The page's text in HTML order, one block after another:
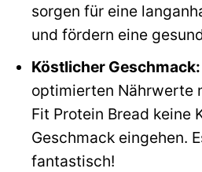
sorgen für eine
und fördern eine
Köstlicher Geschmack:
optimierten Nährwerte
Fit Protein Bread keine
Geschmack eingehen.
fantastisch!